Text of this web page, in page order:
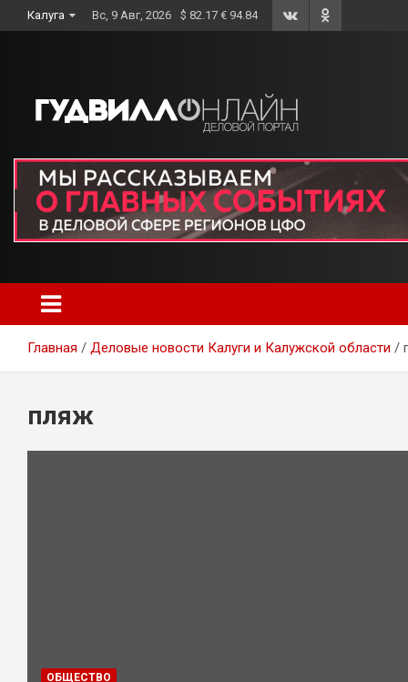
to
Калуга Вс, 9 Авг, 2026 $ 82.17 € 94.84
Главная Деловые новости Калуги и Калужской области
пляж
ОБЩЕСТВО